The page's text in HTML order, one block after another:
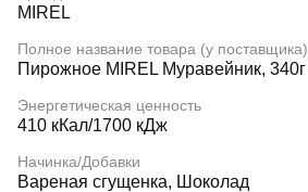
MIREL
Полное название товара (у поставщика)
Пирожное MIREL Муравейник, 340г
Энергетическая ценность
410 кКал/1700 кДж
Начинка/Добавки
Вареная сгущенка, Шоколад